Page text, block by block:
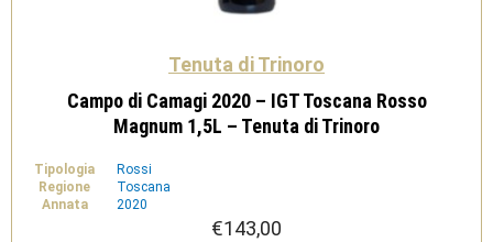
Tenuta di Trinoro
Campo di Camagi 2020 – IGT Toscana Rosso
Magnum 1,5L – Tenuta di Trinoro
Tipologia
Rossi
Regione
Toscana
Annata
2020
€143,00